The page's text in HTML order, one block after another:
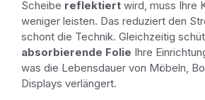
Scheibe reflektiert wird, muss Ihre
weniger leisten. Das reduziert den
schont die Technik. Gleichzeitig
absorbierende Folie Ihre
was die Lebensdauer von Möbeln,
Displays verlängert.